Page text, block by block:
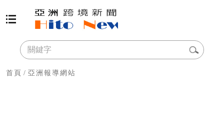
首頁 / 亞洲報導網站